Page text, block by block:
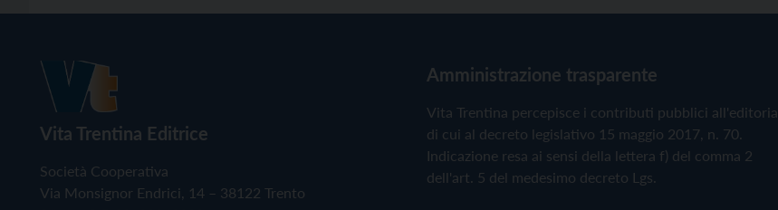
Vita Trentina Editrice
Società Cooperativa
Via Monsignor Endrici, 14 – 38122 Trento
Amministrazione trasparente
Vita Trentina percepisce i contributi pubblici all'editoria
di cui al decreto legislativo 15 maggio 2017, n. 70.
Indicazione resa ai sensi della lettera f) del comma 2
dell'art. 5 del medesimo decreto Lgs.